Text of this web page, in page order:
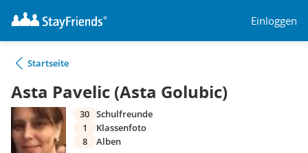
Einloggen
Startseite
Asta Pavelic (Asta Golubic)
30 Schulfreunde
1
Klassenfoto
8
Alben